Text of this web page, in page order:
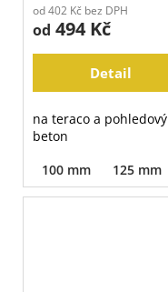
od 402 Kč bez DPH
od 494 Kč
Detail
na teraco a pohledový
beton
100 mm
125 mm